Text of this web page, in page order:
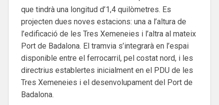
que tindrà una longitud d’1,4 quilòmetres. Es
projecten dues noves estacions: una a l’altura de
l’edificació de les Tres Xemeneies i l’altra al mateix
Port de Badalona. El tramvia s’integrarà en l’espai
disponible entre el ferrocarril, pel costat nord, i les
directrius establertes inicialment en el PDU de les
Tres Xemeneies i el desenvolupament del Port de
Badalona.